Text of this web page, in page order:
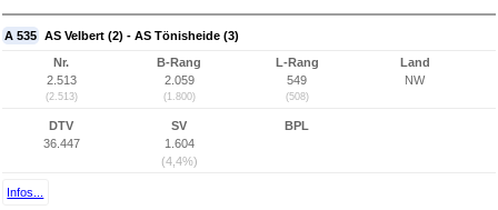
A 535 AS Velbert (2) - AS Tönisheide (3)
Nr.
2.513
(2.513)
B-Rang
2.059
(1.800)
L-Rang
549
(508)
Land
NW
DTV
36.447
SV
1.604
(4,4%)
BPL
Infos...